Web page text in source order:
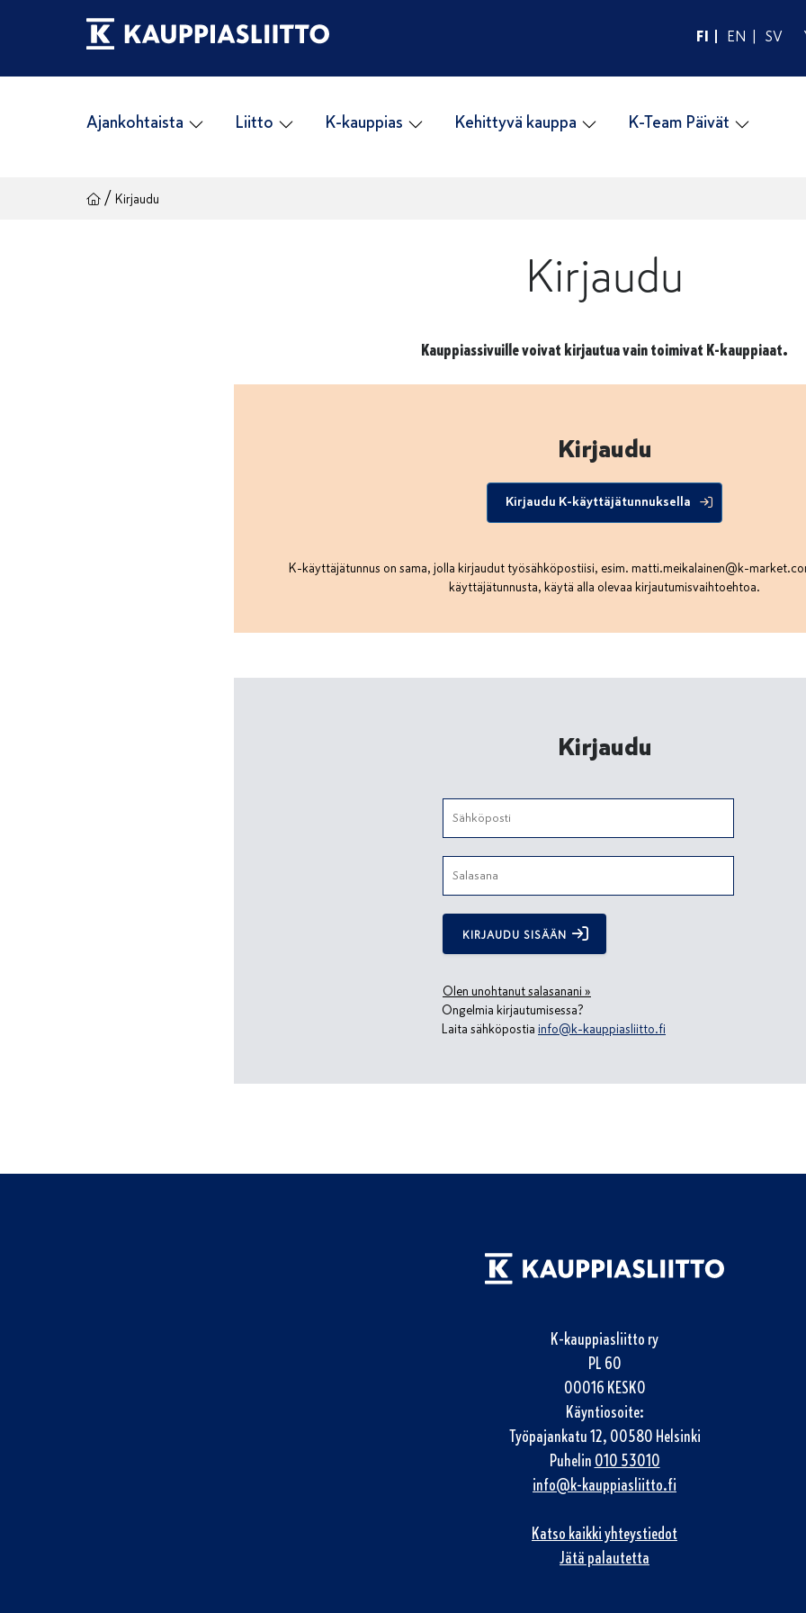
FI EN SV
Ajankohtaista Liitto K-kauppias Kehittyvä kauppa K-Team Päivät
/ Kirjaudu
Kirjaudu
Kauppiassivuille voivat kirjautua vain toimivat K-kauppiaat.
Kirjaudu
Kirjaudu K-käyttäjätunnuksella
K-käyttäjätunnus on sama, jolla kirjaudut työsähköpostiisi, esim. matti.meikalainen@k-
käyttäjätunnusta, käytä alla olevaa kirjautumisvaihtoehtoa.
Kirjaudu
KIRJAUDU SISÄÄN
Olen unohtanut salasanani »
Ongelmia kirjautumisessa?
Laita sähköpostia info@k-kauppiasliitto.fi
K-kauppiasliitto ry
PL 60
00016 KESKO
Käyntiosoite:
Työpajankatu 12, 00580 Helsinki
Puhelin 010 53010
info@k-kauppiasliitto.fi
Katso kaikki yhteystiedot
Jätä palautetta